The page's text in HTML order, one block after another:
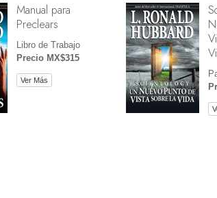
Manual para
Preclears
Libro de Trabajo
Precio MX$315
Ver Más